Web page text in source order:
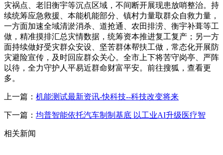
灾祸点、老旧衡宇等沉点区域，不间断开展现患放哨整治。持
续统筹应急救援、本能机能部分、镇村力量取群众自救力量，
一方面加速全域清淤消杀、道抢通、农田排涝、衡宇补葺等工
做，精准摸排汇总灾情数据，统筹资本推进复工复产；另一方
面持续做好受灾群众安设、坚苦群体帮扶工做，常态化开展防
灾避险宣传，及时回应群众关心。全市上下将苦守岗亭、严阵
以待，全力守护人平易近群命财富平安。前往搜狐，查看更
多。
上一篇： 机能测试最新资讯-快科技--科技改变将来
下一篇： 均普智能依托汽车制制基底 以工业AI升级医疗智
相关新闻